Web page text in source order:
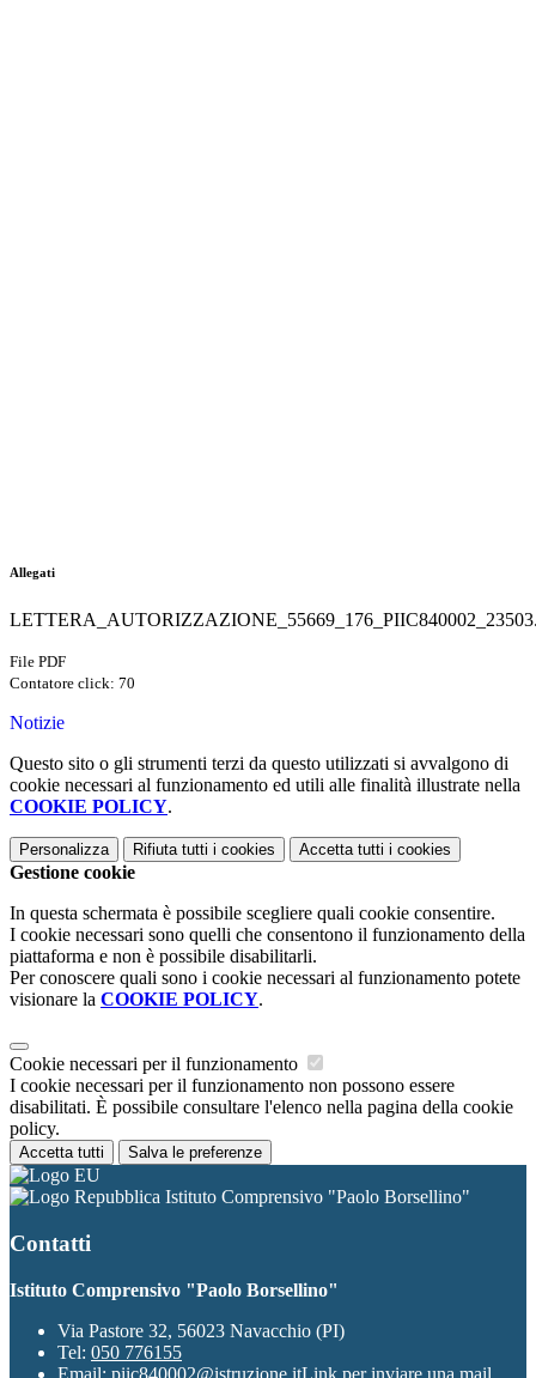
Allegati
File PDF
Contatore click: 70
Notizie
Questo sito o gli strumenti terzi da questo utilizzati si avvalgono di
cookie necessari al funzionamento ed utili alle finalità illustrate nella
COOKIE POLICY.
Personalizza Rifiuta tutti i cookies Accetta tutti i cookies
Gestione cookie
In questa schermata è possibile scegliere quali cookie consentire.
I cookie necessari sono quelli che consentono il funzionamento della
piattaforma e non è possibile disabilitarli.
Per conoscere quali sono i cookie necessari al funzionamento potete
visionare la COOKIE POLICY.
Cookie necessari per il funzionamento
I cookie necessari per il funzionamento non possono essere
disabilitati. È possibile consultare l'elenco nella pagina della cookie
policy.
Accetta tutti Salva le preferenze
Istituto Comprensivo "Paolo Borsellino"
Contatti
Istituto Comprensivo "Paolo Borsellino"
Via Pastore 32, 56023 Navacchio (PI)
Tel: 050 776155
Email: piic840002@istruzione.itLink per inviare una mail